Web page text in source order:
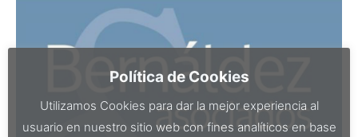
Política de Cookies
Utilizamos Cookies para dar la mejor experiencia al
usuario en nuestro sitio web con fines analíticos en base